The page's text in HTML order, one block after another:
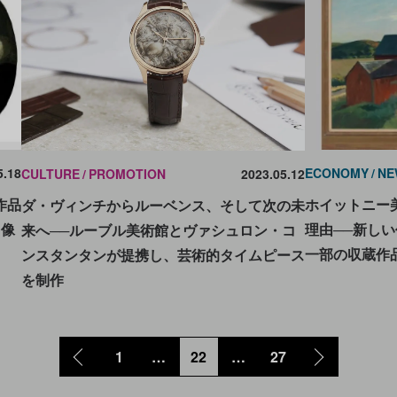
品
CULTURE PROMOTION 2023.05.12
ダ・ヴィンチからルーベンス、そして次の未
来へ──ルーブル美術館とヴァシュロン・コ
ンスタンタンが提携し、芸術的タイムピース
を制作
ECONOMY
ホイットニー
理由──新し
一部の収蔵作
1 … 22 … 27